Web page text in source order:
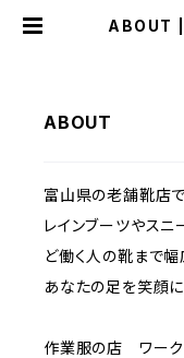
ABOUT |
ABOUT
富山県の老舗靴店で
レインブーツやスニ
ど働く人の靴まで幅
あなたの足を笑顔に
作業服の店 ワーク